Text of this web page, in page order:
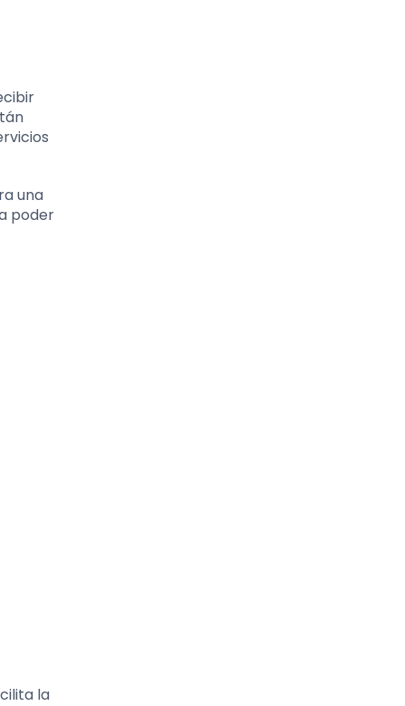
una
poder
la